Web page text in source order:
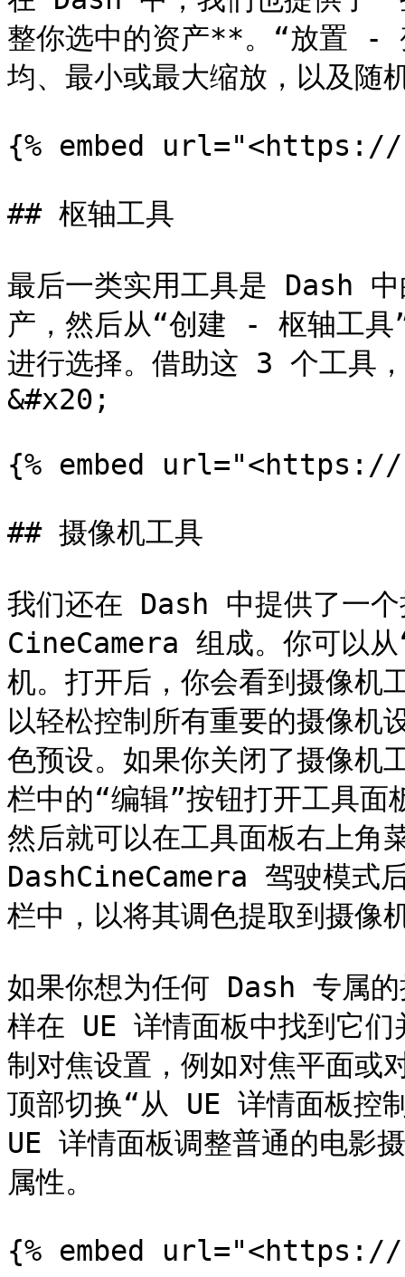
整你选中的资产**。“放置 -
均、最小或最大缩放，以及随
{% embed url="<https://
## 枢轴工具
最后一类实用工具是 Dash 中
产，然后从“创建 - 枢轴工具
进行选择。借助这 3 个工具
&#x20;
{% embed
## 摄像机工具
我们还在 Dash 中提供了一
CineCamera 组成。你可以
机。打开后，你会看到摄像机
以轻松控制所有重要的摄像机
色预设。如果你关闭了摄像机
栏中的“编辑”按钮打开工具面
然后就可以在工具面板右上角
DashCineCamera 驾驶模式
栏中，以将其调色提取到摄像
如果你想为任何 Dash 专属的
样在 UE 详情面板中找到它们
制对焦设置，例如对焦平面
顶部切换“从 UE 详情面板控
UE 详情面板调整普通的电影
属性。
{% embed url="<https://